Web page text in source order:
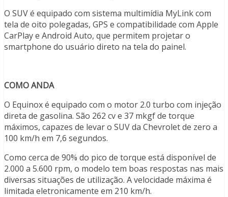
O SUV é equipado com sistema multimídia MyLink com
tela de oito polegadas, GPS e compatibilidade com Apple
CarPlay e Android Auto, que permitem projetar o
smartphone do usuário direto na tela do painel.
COMO ANDA
O Equinox é equipado com o motor 2.0 turbo com injeção
direta de gasolina. São 262 cv e 37 mkgf de torque
máximos, capazes de levar o SUV da Chevrolet de zero a
100 km/h em 7,6 segundos.
Como cerca de 90% do pico de torque está disponível de
2.000 a 5.600 rpm, o modelo tem boas respostas nas mais
diversas situações de utilização. A velocidade máxima é
limitada eletronicamente em 210 km/h.